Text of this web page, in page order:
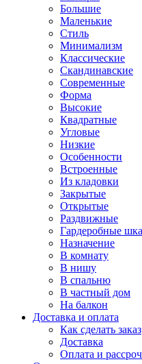
Большие
Маленькие
Стиль
Минимализм
Классические
Скандинавские
Современные
Форма
Высокие
Квадратные
Угловые
Низкие
Особенности
Встроенные
Из кладовки
Закрытые
Открытые
Раздвижные
Гардеробные
Назначение
В комнату
В нишу
В спальню
В частный дом
На балкон
Доставка и оплата
Как сделать заказ
Доставка
Оплата и